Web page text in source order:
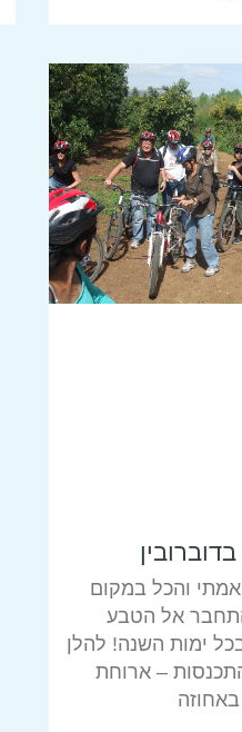
אמתי והכל במקום
אל הטבע
ימות השנה! להלן
10:00 התכנסות – ארוחת